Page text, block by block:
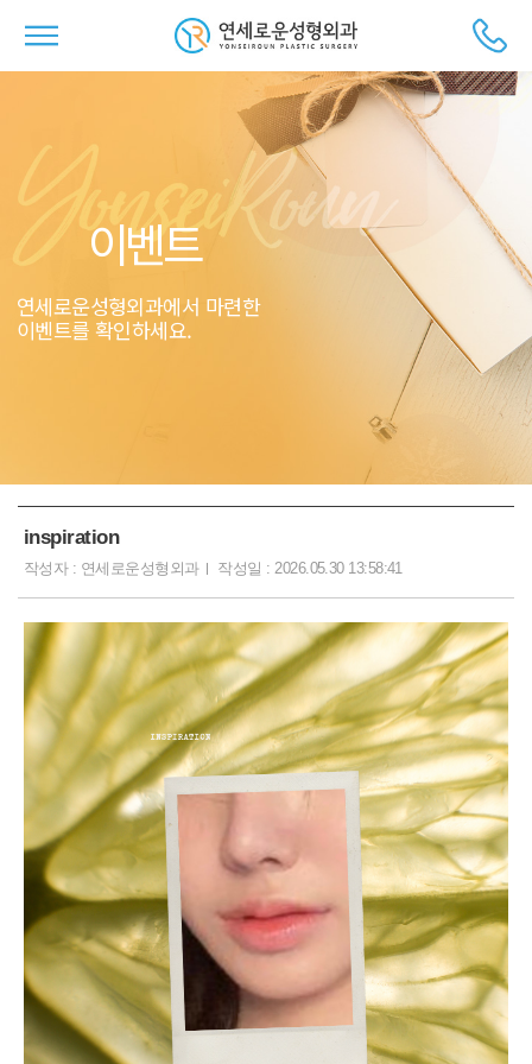
이벤트
연세로운성형외과에서 마련한
이벤트를 확인하세요.
inspiration
작성자 : 연세로운성형외과 작성일 : 2026.05.30 13:58:41